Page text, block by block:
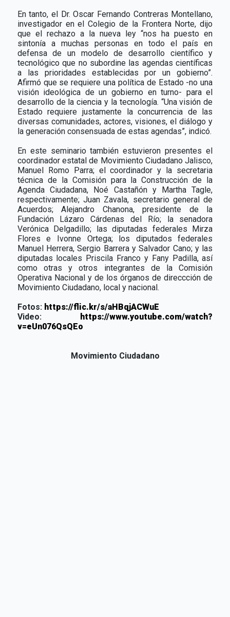
En tanto, el Dr. Oscar Fernando Contreras Montellano,
investigador en el Colegio de la Frontera Norte, dijo
que el rechazo a la nueva ley “nos ha puesto en
sintonía a muchas personas en todo el país en
defensa de un modelo de desarrollo científico y
tecnológico que no subordine las agendas científicas
a las prioridades establecidas por un gobierno”.
Afirmó que se requiere una política de Estado -no una
visión ideológica de un gobierno en turno- para el
desarrollo de la ciencia y la tecnología. “Una visión de
Estado requiere justamente la concurrencia de las
diversas comunidades, actores, visiones, el diálogo y
la generación consensuada de estas agendas”, indicó.
En este seminario también estuvieron presentes el
coordinador estatal de Movimiento Ciudadano Jalisco,
Manuel Romo Parra; el coordinador y la secretaria
técnica de la Comisión para la Construcción de la
Agenda Ciudadana, Noé Castañón y Martha Tagle,
respectivamente; Juan Zavala, secretario general de
Acuerdos; Alejandro Chanona, presidente de la
Fundación Lázaro Cárdenas del Río; la senadora
Verónica Delgadillo; las diputadas federales Mirza
Flores e Ivonne Ortega; los diputados federales
Manuel Herrera, Sergio Barrera y Salvador Cano; y las
diputadas locales Priscila Franco y Fany Padilla, así
como otras y otros integrantes de la Comisión
Operativa Nacional y de los órganos de direccción de
Movimiento Ciudadano, local y nacional.
Fotos: https://flic.kr/s/aHBqjACWuE
Video:
https://www.youtube.com/watch?
v=eUn076QsQEo
Movimiento Ciudadano